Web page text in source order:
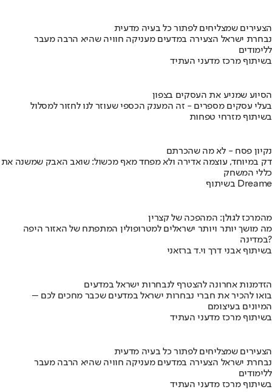
הצעירים שמצליחים לפתור כל בעיה מדעית
נבחרת ישראל הצעירה במדעים מעניקה חוויה שהיא הרבה מעבר
ללימודים
בשיתוף מרכז מדעני העתיד
הסיוע שמניע את העסקים בצפון
בעלי עסקים מספרים - זה המענק הכספי שעוזר לנו לחזור למסלול
בשיתוף מזרחי טפחות
נקיון פסח - לא מה שהכרתם
דק במיוחד, עוצמה אדירה ולא מפחד מאף מכשול: שואב האבק שמשנה את
כללי המשחק
בשיתוף Dreame
מהמרכז לגולן: המהפכה של קצרין
מה מושך יותר ויותר ישראלים למטרופולין המתפתח של האזור היפה
במדינה?
בשיתוף אבני דרך וי.ד ברזאני
הזדמנות אחרונה להצטרף לנבחרות ישראל במדעים
בואו להכיר את חברי נבחרות ישראל במדעים שכבר מחכים לכם –
המיונים בעיצומם
בשיתוף מרכז מדעני העתיד
הצעירים שמצליחים לפתור כל בעיה מדעית
נבחרת ישראל הצעירה במדעים מעניקה חוויה שהיא הרבה מעבר
ללימודים
בשיתוף מרכז מדעני העתיד